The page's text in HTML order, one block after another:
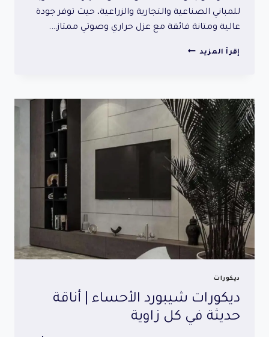
للمباني الصناعية والتجارية والزراعية، حيث توفر جودة
عالية ومتانة فائقة مع عزل حراري وصوتي ممتاز….
إقرأ المزيد ساندوتش
جودة
ومتانة
عالية
ديكورات
ديكورات شيبورد الأحساء | أناقة
حديثة في كل زاوية